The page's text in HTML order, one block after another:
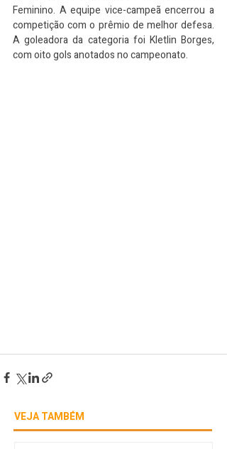
Feminino. A equipe vice-campeã encerrou a
competição com o prêmio de melhor defesa.
A goleadora da categoria foi Kletlin Borges,
com oito gols anotados no campeonato.
VEJA TAMBÉM